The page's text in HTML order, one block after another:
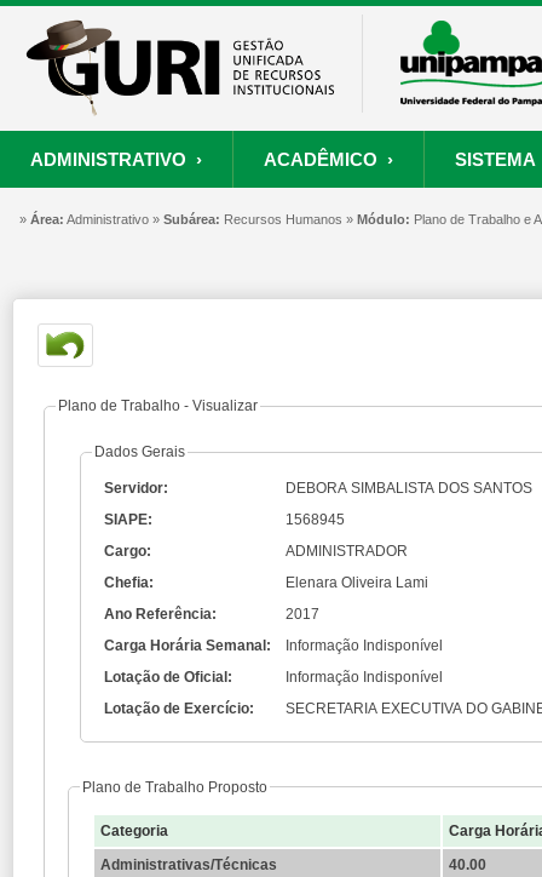
ADMINISTRATIVO ›
ORÇAMENTO E FINANÇAS RECURSOS HUMANOS PROCESSOS
Convênios
Consultar Convênios
ACADÊMICO ›
PROCESSO SELETIVO PROJETOS
Processo Seletivo
Nova Inscrição
Portal do Candidato
Autenticar Documento
SISTEMA
SISTEMA
Painel de Suporte
Resgatar Senha
» Área: Administrativo » Subárea: Recursos Humanos » Módulo: Plano de Trabalho e
Plano de Trabalho - Visualizar
Dados Gerais
Servidor:
DEBORA SIMBALISTA DOS SANTOS
SIAPE:
1568945
Cargo:
ADMINISTRADOR
Chefia:
Elenara Oliveira Lami
Ano Referência:
2017
Carga Horária Semanal:
Informação Indisponível
Lotação de Oficial:
Informação Indisponível
Lotação de Exercício:
SECRETARIA EXECUTIVA DO
Plano de Trabalho Proposto
Categoria
Carga
Administrativas/Técnicas
40.00